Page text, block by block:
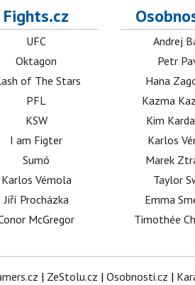
Fights.cz
UFC
Oktagon
of The Stars
PFL
KSW
I am Figter
Sumó
Karlos Vémola
Jiří Procházka
McGregor
Andrej
Petr
Hana
Kazma
Kim
Karlos
Marek
Taylor
Emma
Timothée
| ZeStolu.cz | Osobnosti.cz |